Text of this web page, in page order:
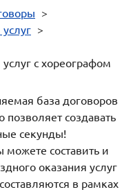
>
>
с хореографом
база договоров
создавать
секунды!
составить и
оказания услуг
в рамках